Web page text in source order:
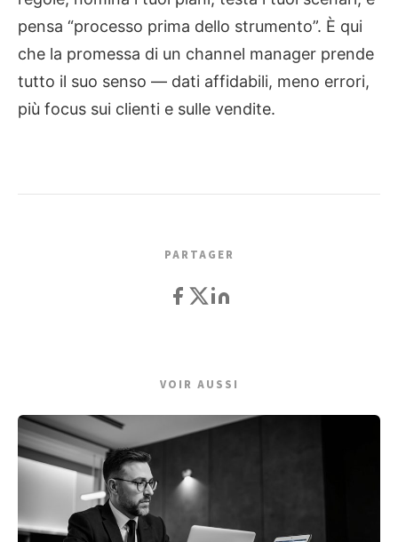
pensa “processo prima dello strumento”. È qui
che la promessa di un channel manager prende
tutto il suo senso — dati affidabili, meno errori,
più focus sui clienti e sulle vendite.
PARTAGER
VOIR AUSSI